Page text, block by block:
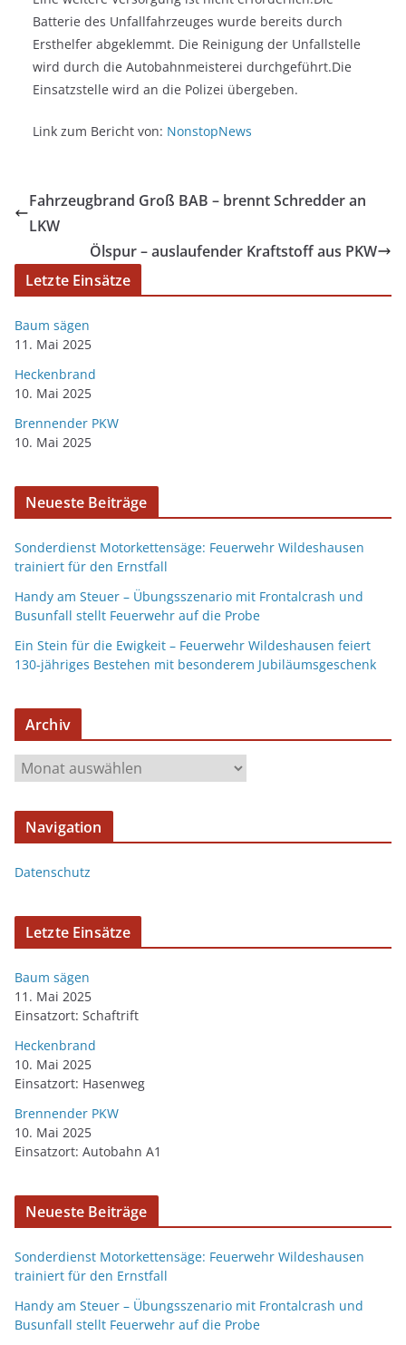
Batterie des Unfallfahrzeuges wurde bereits durch
Ersthelfer abgeklemmt. Die Reinigung der Unfallstelle
wird durch die Autobahnmeisterei durchgeführt.Die
Einsatzstelle wird an die Polizei übergeben.
Link zum Bericht von: NonstopNews
Fahrzeugbrand Groß BAB – brennt Schredder an
LKW
Ölspur – auslaufender Kraftstoff aus PKW
Letzte Einsätze
Baum sägen
11. Mai 2025
Heckenbrand
10. Mai 2025
Brennender PKW
10. Mai 2025
Neueste Beiträge
Sonderdienst Motorkettensäge: Feuerwehr Wildeshausen
trainiert für den Ernstfall
Handy am Steuer – Übungsszenario mit Frontalcrash und
Busunfall stellt Feuerwehr auf die Probe
Ein Stein für die Ewigkeit – Feuerwehr Wildeshausen feiert
130-jähriges Bestehen mit besonderem Jubiläumsgeschenk
Archiv
Navigation
Datenschutz
Letzte Einsätze
Baum sägen
11. Mai 2025
Einsatzort: Schaftrift
Heckenbrand
10. Mai 2025
Einsatzort: Hasenweg
Brennender PKW
10. Mai 2025
Einsatzort: Autobahn A1
Neueste Beiträge
Sonderdienst Motorkettensäge: Feuerwehr Wildeshausen
trainiert für den Ernstfall
Handy am Steuer – Übungsszenario mit Frontalcrash und
Busunfall stellt Feuerwehr auf die Probe